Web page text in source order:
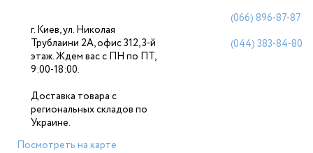
г. Киев, ул. Николая
Трублаини 2А, офис 312, 3-й
этаж. Ждем вас с ПН по ПТ,
9:00-18:00.
Доставка товара с
региональных складов по
Украине.
Посмотреть на карте
(066) 896-87-87
(044) 383-84-80